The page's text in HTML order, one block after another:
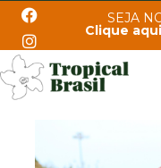
SEJA
Clique aqui